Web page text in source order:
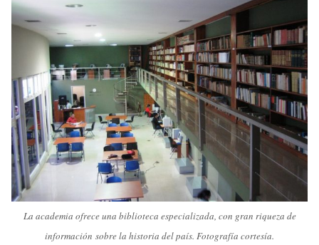
La academia ofrece una biblioteca especializada, con gran riqueza de
información sobre la historia del país. Fotografía cortesía.